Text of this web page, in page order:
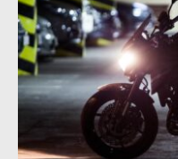
NACIONALES
MOBIL
PLANES
GUÍA DE PRECIOS